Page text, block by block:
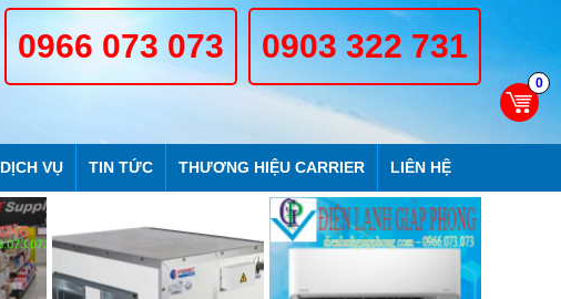
0
0966 073 073 0903 322 731
DỊCH VỤ TIN TỨC THƯƠNG HIỆU CARRIER LIÊN HỆ